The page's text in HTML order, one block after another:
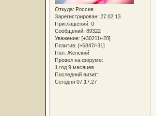
Откуда: Россия
Зарегистрирован: 27.02.13
Приглашений: 0
Сообщений: 89322
Уважение: [+30211/-28]
Позитив: [+5847/-31]
Пол: Женский
Провел на форуме:
1 год 9 месяцев
Последний визит:
Сегодня 07:17:27